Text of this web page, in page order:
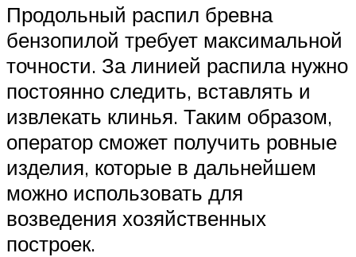
Продольный распил бревна
бензопилой требует максимальной
точности. За линией распила нужно
постоянно следить, вставлять и
извлекать клинья. Таким образом,
оператор сможет получить ровные
изделия, которые в дальнейшем
можно использовать для
возведения хозяйственных
построек.